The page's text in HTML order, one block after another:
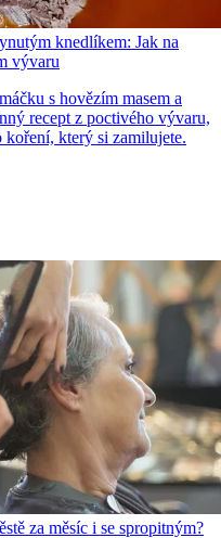
knedlíkem: Jak na
vývaru
s hovězím masem a
recept z poctivého vývaru,
koření, který si zamilujete.
za měsíc i se spropitným?